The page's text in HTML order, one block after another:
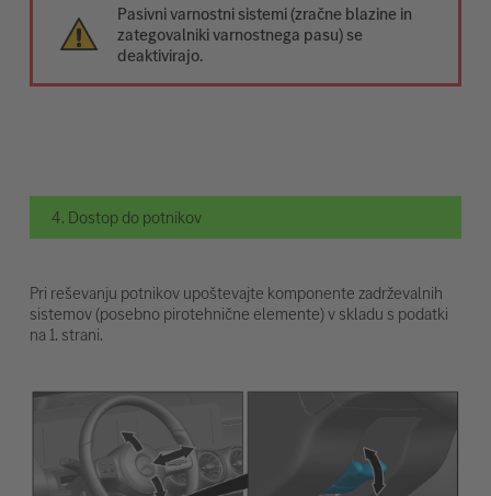
Pasivni varnostni sistemi (zračne blazine in
zategovalniki varnostnega pasu) se
deaktivirajo.
4. Dostop do potnikov
Pri reševanju potnikov upoštevajte komponente zadrževalnih
sistemov (posebno pirotehnične elemente) v skladu s podatki
na 1. strani.